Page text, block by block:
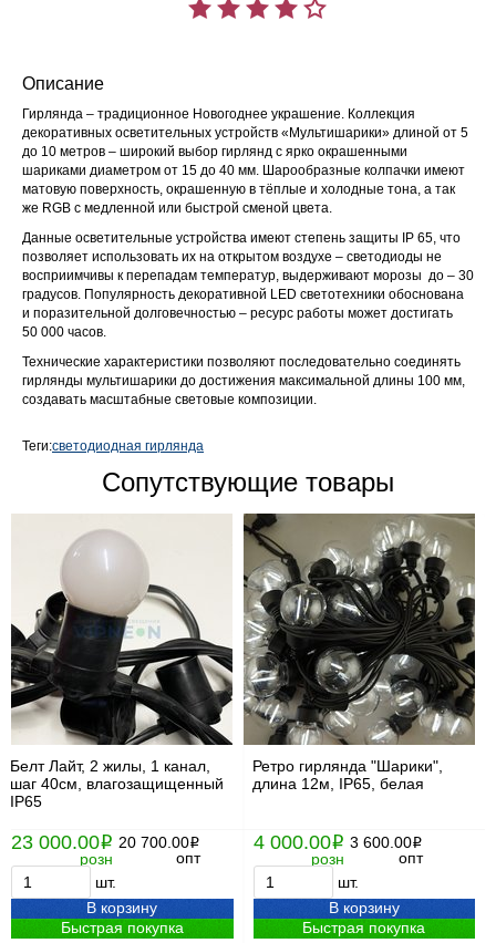
Описание
Гирлянда – традиционное Новогоднее украшение. Коллекция
декоративных осветительных устройств «Мультишарики» длиной от 5
до 10 метров – широкий выбор гирлянд с ярко окрашенными
шариками диаметром от 15 до 40 мм. Шарообразные колпачки имеют
матовую поверхность, окрашенную в тёплые и холодные тона, а так
же RGB с медленной или быстрой сменой цвета.
Данные осветительные устройства имеют степень защиты IP 65, что
позволяет использовать их на открытом воздухе – светодиоды не
восприимчивы к перепадам температур, выдерживают морозы до – 30
градусов. Популярность декоративной LED светотехники обоснована
и поразительной долговечностью – ресурс работы может достигать
50 000 часов.
Технические характеристики позволяют последовательно соединять
гирлянды мультишарики до достижения максимальной длины 100 мм,
создавать масштабные световые композиции.
Теги:светодиодная гирлянда
Сопутствующие товары
Белт Лайт, 2 жилы, 1 канал,
шаг 40см, влагозащищенный
IP65
23 000.00i
розн
20 700.00i
опт
шт.
В корзину
Быстрая покупка
Ретро гирлянда "Шарики",
длина 12м, IP65, белая
4 000.00i
розн
3 600.00i
опт
шт.
В корзину
Быстрая покупка